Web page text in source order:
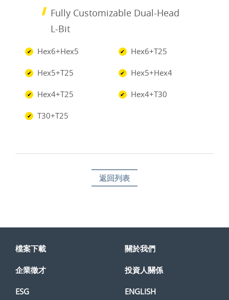
Fully Customizable Dual-Head
L-Bit
✔ Hex6+Hex5 ✔ Hex6+T25
✔ Hex5+T25 ✔ Hex5+Hex4
✔ Hex4+T25 ✔ Hex4+T30
✔ T30+T25
返回列表
檔案下載 關於我們
企業徵才 投資人關係
ESG ENGLISH